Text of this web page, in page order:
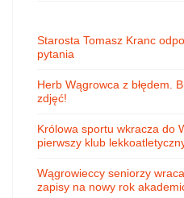
Starosta Tomasz Kranc
pytania
Herb Wągrowca z błędem.
zdjęć!
Królowa sportu wkracza do
pierwszy klub
Wągrowieccy seniorzy
zapisy na nowy rok